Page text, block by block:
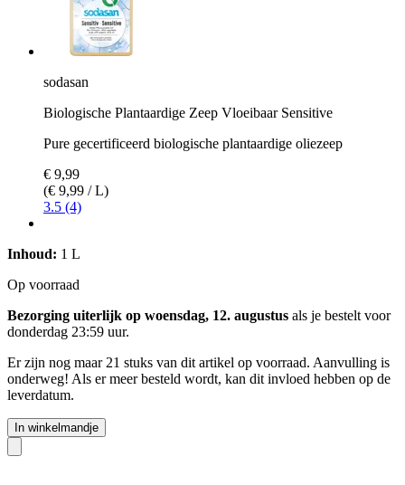
sodasan
Biologische Plantaardige Zeep Vloeibaar Sensitive
Pure gecertificeerd biologische plantaardige oliezeep
€ 9,99
(€ 9,99 / L)
3.5 (4)
Inhoud: 1 L
Op voorraad
Bezorging uiterlijk op woensdag, 12. augustus als je bestelt voor
donderdag 23:59 uur.
Er zijn nog maar 21 stuks van dit artikel op voorraad. Aanvulling is
onderweg! Als er meer besteld wordt, kan dit invloed hebben op de
leverdatum.
In winkelmandje